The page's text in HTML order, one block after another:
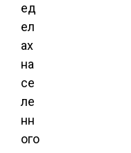
ед
ел
ах
на
се
ле
нн
ого